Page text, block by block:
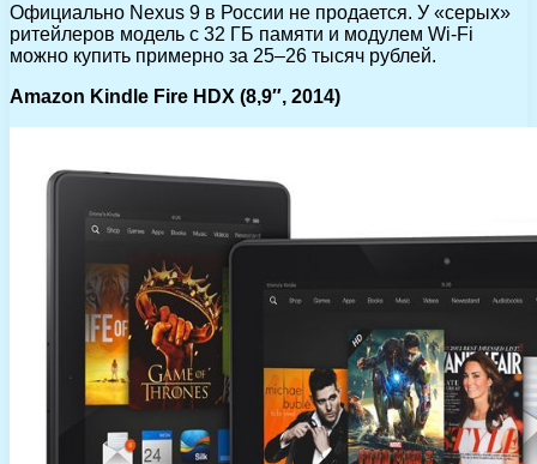
Официально Nexus 9 в России не продается. У «серых»
ритейлеров модель с 32 ГБ памяти и модулем Wi-Fi
можно купить примерно за 25–26 тысяч рублей.
Amazon Kindle Fire HDX (8,9″, 2014)